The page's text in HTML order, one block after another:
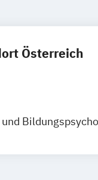
Österreich